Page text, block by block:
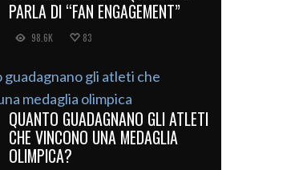
PARLA DI “FAN ENGAGEMENT”
98.6K 83
QUANTO GUADAGNANO GLI ATLETI
CHE VINCONO UNA MEDAGLIA
OLIMPICA?